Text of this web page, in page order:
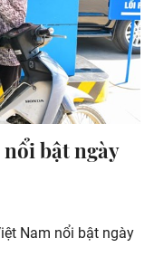
bật ngày
Nam nổi bật ngày